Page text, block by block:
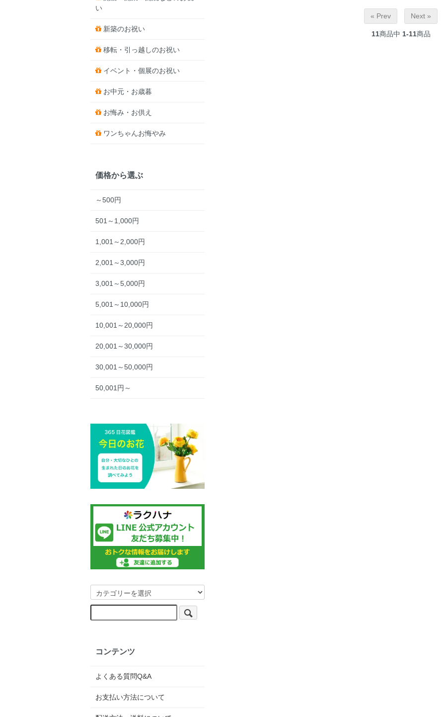
« Prev Next »
11商品中 1-11商品
い
新築のお祝い
移転・引っ越しのお祝い
イベント・個展のお祝い
お中元・お歳暮
お悔み・お供え
ワンちゃんお悔やみ
価格から選ぶ
～500円
501～1,000円
1,001～2,000円
2,001～3,000円
3,001～5,000円
5,001～10,000円
10,001～20,000円
20,001～30,000円
30,001～50,000円
50,001円～
コンテンツ
よくある質問Q&A
お支払い方法について